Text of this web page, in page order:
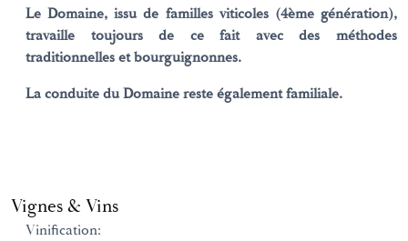
Le Domaine, issu de familles viticoles (4ème génération),
travaille toujours de ce fait avec des méthodes
traditionnelles et bourguignonnes.
La conduite du Domaine reste également familiale.
Vignes & Vins
Vinification: